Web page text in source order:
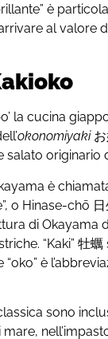
è
al valore
la cucina
okonomiyakiお
salato originario
è
o Hinase-chō
di Okayama
“Kaki” 牡蠣
è
sono